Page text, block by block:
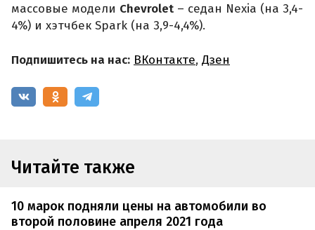
массовые модели Chevrolet – седан Nexia (на 3,4-
4%) и хэтчбек Spark (на 3,9-4,4%).
Подпишитесь на нас: ВКонтакте, Дзен
Читайте также
10 марок подняли цены на автомобили во
второй половине апреля 2021 года